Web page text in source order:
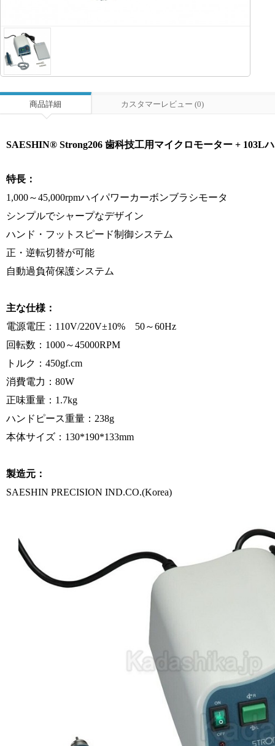
商品詳細 カスタマーレビュー (0)
SAESHIN® Strong206 歯科技工用マイクロモーター + 103L
特長：
1,000～45,000rpmハイパワーカーボンブラシモータ
シンプルでシャープなデザイン
ハンド・フットスピード制御システム
正・逆転切替が可能
自動過負荷保護システム
主な仕様：
電源電圧：110V/220V±10% 50～60Hz
回転数：1000～45000RPM
トルク：450gf.cm
消費電力：80W
正味重量：1.7kg
ハンドピース重量：238g
本体サイズ：130*190*133mm
製造元：
SAESHIN PRECISION IND.CO.(Korea)